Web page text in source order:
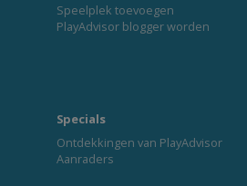
Speelplek toevoegen
PlayAdvisor blogger worden
Specials
Ontdekkingen van PlayAdvisor
Aanraders